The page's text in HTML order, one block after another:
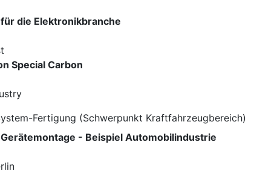
die Elektronikbranche
Special Carbon
Fertigung (Schwerpunkt Kraftfahrzeugbereich)
- Beispiel Automobilindustrie